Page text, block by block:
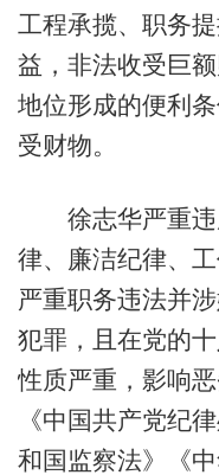
工程承揽、职务
益，非法收受巨
地位形成的便利
受财物。
徐志华严重违
律、廉洁纪律、
严重职务违法并
犯罪，且在党的
性质严重，影响
《中国共产党纪
和国监察法》《